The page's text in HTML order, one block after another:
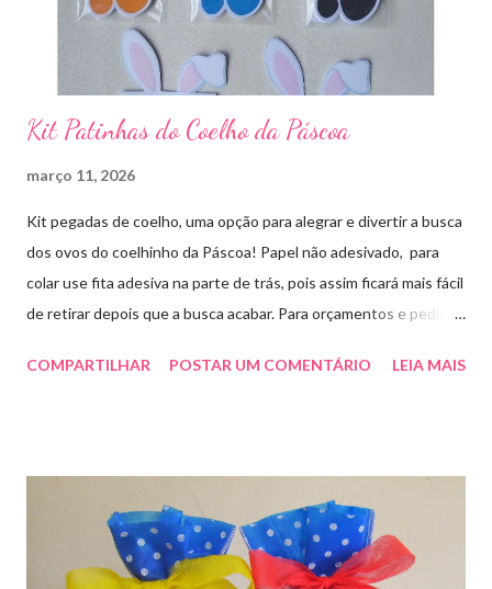
Kit Patinhas do Coelho da Páscoa
março 11, 2026
Kit pegadas de coelho, uma opção para alegrar e divertir a busca
dos ovos do coelhinho da Páscoa! Papel não adesivado, para
colar use fita adesiva na parte de trás, pois assim ficará mais fácil
de retirar depois que a busca acabar. Para orçamentos e pedidos
para baixar o arquivo que fiz para vocês! E peço que
COMPARTILHAR POSTAR UM COMENTÁRIO LEIA MAIS